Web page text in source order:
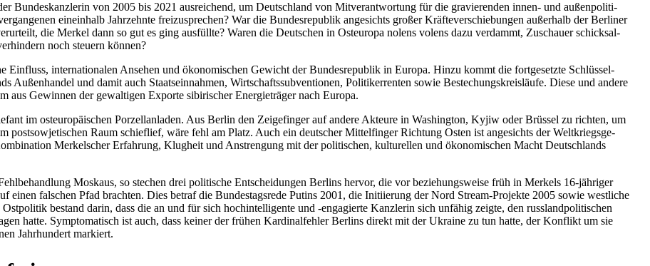
Bun­des­kanz­le­rin von 2005 bis 2021 aus­rei­chend, um Deutsch­land von Mit­ver­ant­wor­tung für die gra­vie­ren­den innen- und außen­po­li­ti­
ein­ein­halb Jahr­zehnte frei­zu­spre­chen? War die Bun­des­re­pu­blik ange­sichts großer Kräf­te­ver­schie­bun­gen außer­halb der Ber­li­ner
die Merkel dann so gut es ging aus­füllte? Waren die Deut­schen in Ost­eu­ropa nolens volens dazu ver­dammt, Zuschauer schick­sal­
noch steuern können?
Ein­fluss, inter­na­tio­na­len Ansehen und öko­no­mi­schen Gewicht der Bun­des­re­pu­blik in Europa. Hinzu kommt die fort­ge­setzte Schlüs­sel­
Außen­han­del und damit auch Staats­ein­nah­men, Wirt­schafts­sub­ven­tio­nen, Poli­ti­ker­ren­ten sowie Bestechungs­kreis­läufe. Diese und andere
aus Gewin­nen der gewal­ti­gen Exporte sibi­ri­scher Ener­gie­trä­ger nach Europa.
im ost­eu­ro­päi­schen Por­zel­lan­la­den. Aus Berlin den Zei­ge­fin­ger auf andere Akteure in Washing­ton, Kyjiw oder Brüssel zu richten, um
post­so­wje­ti­schen Raum schief­lief, wäre fehl am Platz. Auch ein deut­scher Mit­tel­fin­ger Rich­tung Osten ist ange­sichts der Welt­kriegs­ge­
Mer­kel­scher Erfah­rung, Klug­heit und Anstren­gung mit der poli­ti­schen, kul­tu­rel­len und öko­no­mi­schen Macht Deutsch­lands
Moskaus, so stechen drei poli­ti­sche Ent­schei­dun­gen Berlins hervor, die vor bezie­hungs­weise früh in Merkels 16-jäh­ri­ger
einen fal­schen Pfad brach­ten. Dies betraf die Bun­des­tags­rede Putins 2001, die Initi­ie­rung der Nord Stream-Pro­jekte 2005 sowie west­li­che
bestand darin, dass die an und für sich hoch­in­tel­li­gente und ‑enga­gierte Kanz­le­rin sich unfähig zeigte, den russ­land­po­li­ti­schen
hatte. Sym­pto­ma­tisch ist auch, dass keiner der frühen Kar­di­nal­feh­ler Berlins direkt mit der Ukraine zu tun hatte, der Kon­flikt um sie
Jahr­hun­dert markiert.